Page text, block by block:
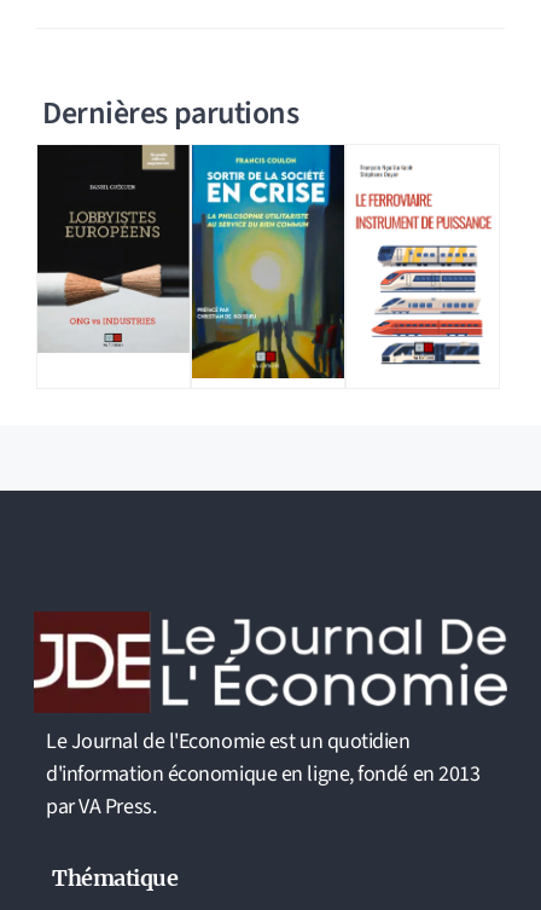
Dernières parutions
Le Journal de l'Economie est un quotidien
d'information économique en ligne, fondé en 2013
par VA Press.
Thématique